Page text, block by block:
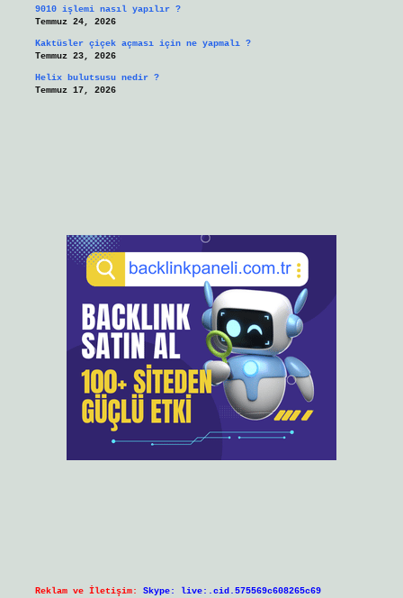
9010 işlemi nasıl yapılır ?
Temmuz 24, 2026
Kaktüsler çiçek açması için ne yapmalı ?
Temmuz 23, 2026
Helix bulutsusu nedir ?
Temmuz 17, 2026
Reklam ve İletişim: Skype: live:.cid.575569c608265c69